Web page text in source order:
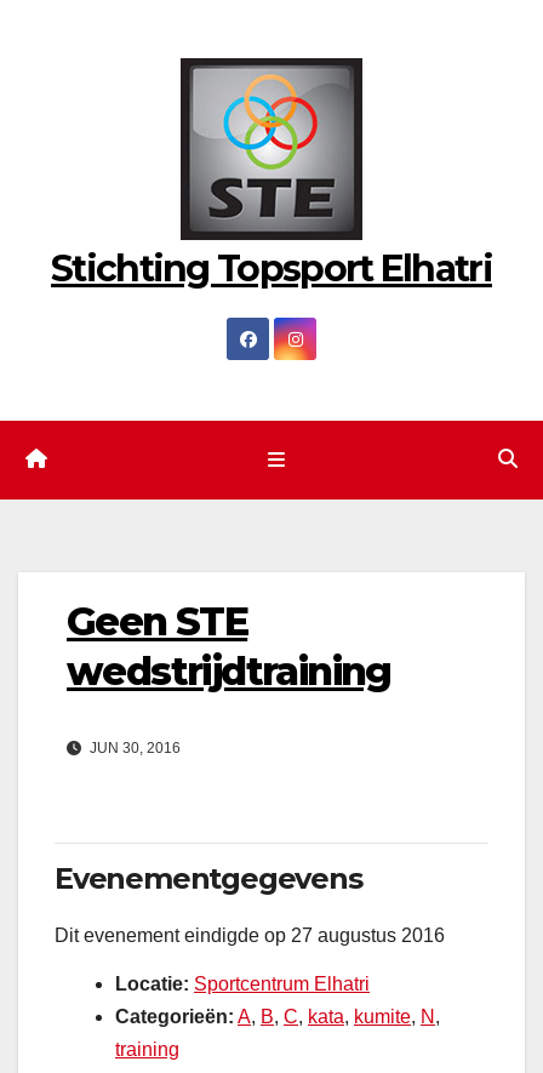
Stichting Topsport Elhatri
Geen STE
wedstrijdtraining
JUN 30, 2016
Evenementgegevens
Dit evenement eindigde op 27 augustus 2016
Locatie: Sportcentrum Elhatri
Categorieën: A, B, C, kata, kumite, N ,
training